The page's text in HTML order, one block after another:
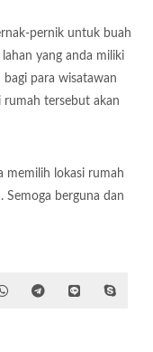
pernik untuk buah
yang anda miliki
bagi para wisatawan
rumah tersebut akan
memilih lokasi rumah
Semoga berguna dan